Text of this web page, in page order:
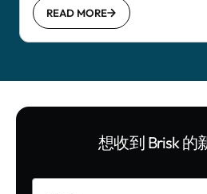
READ MORE
想收到 Brisk 的
Enter your email